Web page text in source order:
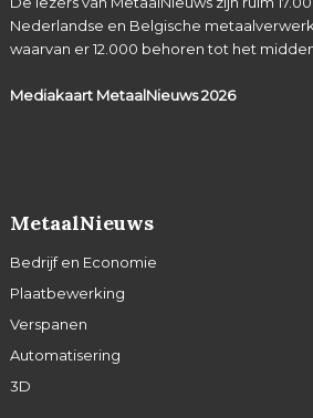
Nederlandse en Belgische
waarvan er 12.000 behoren tot het
Mediakaart MetaalNieuws2026
MetaalNieuws
Bedrijf en Economie
Plaatbewerking
Verspanen
Automatisering
3D